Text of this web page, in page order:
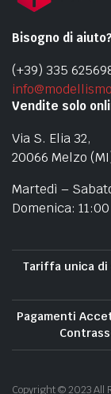
Bisogno di aiuto?
(+39) 335
Vendite solo
Via S. Elia 32,
20066 Melzo
Martedì –
Domenica:
Tariffa unica
Pagamenti
Copyright © 2023 All